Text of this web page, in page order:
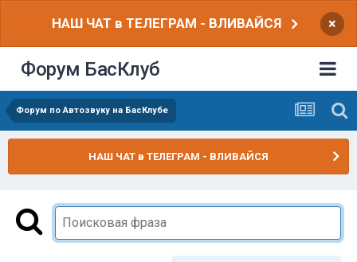
НАШ ЧАТ в ТЕЛЕГРАМ - ВЛИВАЙСЯ ×
Форум БасКлуб
Форум по Автозвуку на БасКлубе
НАШ ЧАТ в ТЕЛЕГРАМ - ВЛИВАЙСЯ